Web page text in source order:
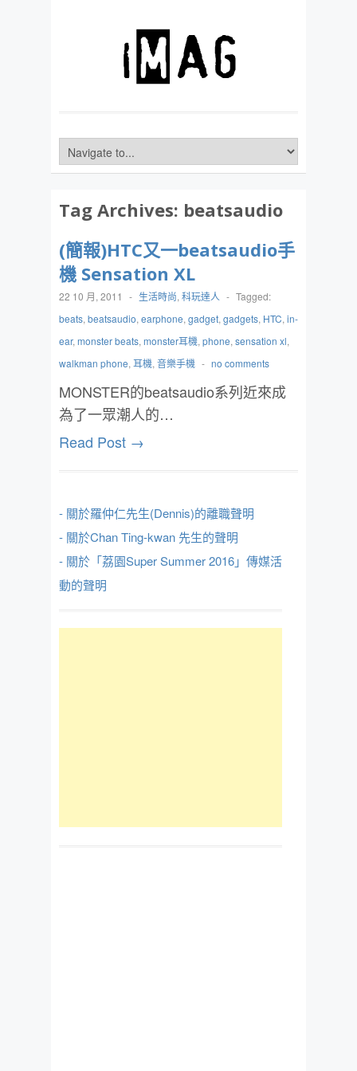
Tag Archives: beatsaudio
(簡報)HTC又一beatsaudio手
機 Sensation XL
22 10 月, 2011 - 生活時尚, 科玩達人 - Tagged:
beats, beatsaudio, earphone, gadget, gadgets, HTC, in-
ear, monster beats, monster耳機, phone, sensation xl,
walkman phone, 耳機, 音樂手機 - no comments
MONSTER的beatsaudio系列近來成
為了一眾潮人的…
Read Post →
- 關於羅仲仁先生(Dennis)的離職聲明
- 關於Chan Ting-kwan 先生的聲明
- 關於「荔園Super Summer 2016」傳媒活
動的聲明